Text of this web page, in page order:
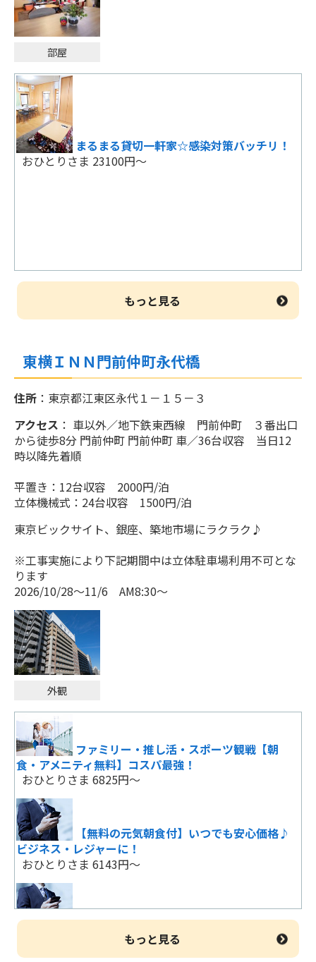
予約でお得にステイ！（食事なし）
おひとりさま 5400円～
おひとりさま 11220円～
割引物語～宿を求めて～＜食事なし＞
おひとりさま 11220円～
おひとりさま 10150円～
割引物語～宿を求めて～＜食事なし＞
おひとりさま 9970円～
おひとりさま 13350円～
事前お支払い、返金不可プラン！！！
おひとりさま 4500円～
おひとりさま 4500円～
スタンダードプラン
スタンダードプラン
おひとりさま 3400円～
スタンダードプラン
おひとりさま 5000円～
おひとりさま 3840円～
【お得な連泊割り】お得なプラン☆
おひとりさま 4750円～
事前お支払い、返金不可プラン！！！
おひとりさま 3400円～
ル、ファミリー お部屋タイプおまかせ 禁煙 現金
特価
おひとりさま 7000円～
スタンダードプラン
おひとりさま 4000円～
おひとりさま 3750円～
部屋
まるまる貸切一軒家☆感染対策バッチリ！
おひとりさま 23100円～
もっと見る
東横ＩＮＮ門前仲町永代橋
住所 ：東京都江東区永代１－１５－３
アクセス ： 車以外／地下鉄東西線 門前仲町 ３番出口
から徒歩8分 門前仲町 門前仲町 車／36台収容 当日12
時以降先着順
平置き：12台収容 2000円/泊
立体機械式：24台収容 1500円/泊
東京ビックサイト、銀座、築地市場にラクラク♪
※工事実施により下記期間中は立体駐車場利用不可とな
ります
2026/10/28～11/6 AM8:30～
外観
ファミリー・推し活・スポーツ観戦【朝
食・アメニティ無料】コスパ最強！
おひとりさま 6825円～
【無料の元気朝食付】いつでも安心価格♪
ビジネス・レジャーに！
おひとりさま 6143円～
【無料の元気朝食付】いつでも安心価格♪
ビジネス・レジャーに！
おひとりさま 6143円～
もっと見る